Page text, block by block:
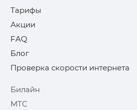
Тарифы
Акции
FAQ
Блог
Проверка скорости интернета
Билайн
МТС